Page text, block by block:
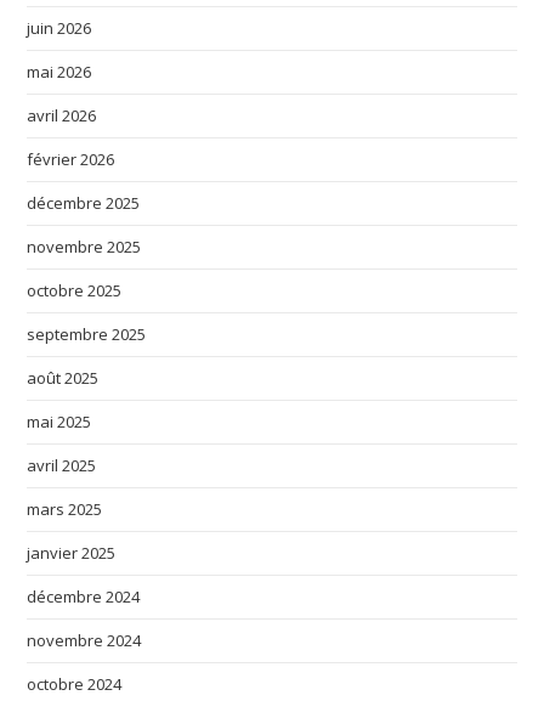
juin 2026
mai 2026
avril 2026
février 2026
décembre 2025
novembre 2025
octobre 2025
septembre 2025
août 2025
mai 2025
avril 2025
mars 2025
janvier 2025
décembre 2024
novembre 2024
octobre 2024